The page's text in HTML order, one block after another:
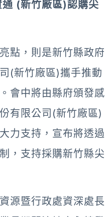
通 (新竹廠區)認購尖
點，則是新竹縣政府
(新竹廠區)攜手推動
會中將由縣府頒發感
有限公司(新竹廠區)
力支持，宣布將透過
，支持採購新竹縣尖
源暨行政處資深處長